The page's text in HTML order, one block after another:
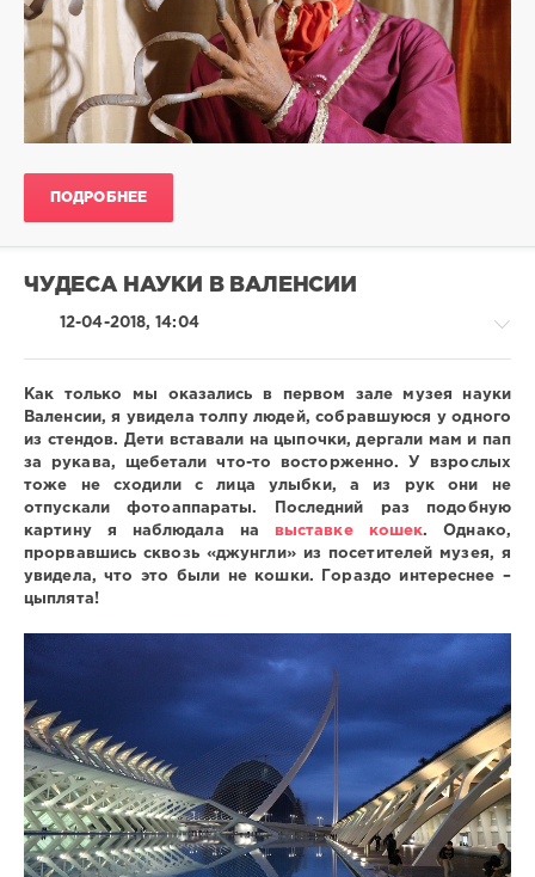
ПОДРОБНЕЕ
ЧУДЕСА НАУКИ В ВАЛЕНСИИ
12-04-2018, 14:04
shrikanto
1
один
день
интересные
музеи
Как только мы оказались в первом зале музея науки
Валенсии, я увидела толпу людей, собравшуюся у одного
из стендов. Дети вставали на цыпочки, дергали мам и пап
за рукава, щебетали что-то восторженно. У взрослых
тоже не сходили с лица улыбки, а из рук они не
отпускали фотоаппараты. Последний раз подобную
картину я наблюдала на
выставке кошек. Однако,
прорвавшись сквозь «джунгли» из посетителей музея, я
увидела, что это были не кошки. Гораздо интереснее –
цыплята!